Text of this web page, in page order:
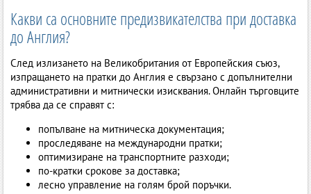
Какви са основните предизвикателства при доставка
до Англия?
След излизането на Великобритания от Европейския съюз,
изпращането на пратки до Англия е свързано с допълнителни
административни и митнически изисквания. Онлайн търговците
трябва да се справят с:
попълване на митническа документация;
проследяване на международни пратки;
оптимизиране на транспортните разходи;
по-кратки срокове за доставка;
лесно управление на голям брой поръчки.